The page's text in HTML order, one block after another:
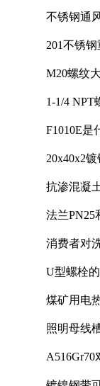
不锈钢通
201不锈
M20螺纹
1-1/4
F1010E是
20x40x2
抗渗混凝
法兰PN25
消费者对
U型螺栓
煤矿用电
照明母线